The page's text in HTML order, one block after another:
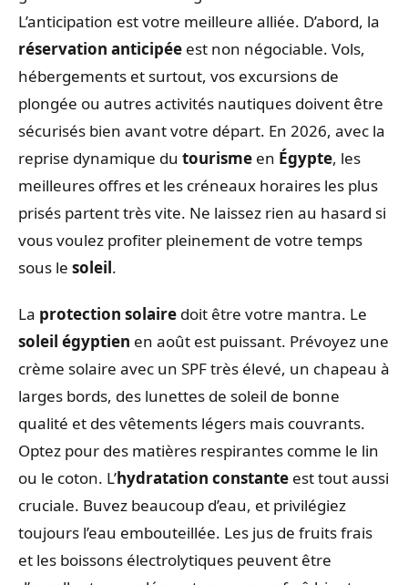
L’anticipation est votre meilleure alliée. D’abord, la
réservation anticipée est non négociable. Vols,
hébergements et surtout, vos excursions de
plongée ou autres activités nautiques doivent être
sécurisés bien avant votre départ. En 2026, avec la
reprise dynamique du tourisme en Égypte, les
meilleures offres et les créneaux horaires les plus
prisés partent très vite. Ne laissez rien au hasard si
vous voulez profiter pleinement de votre temps
sous le soleil.
La protection solaire doit être votre mantra. Le
soleil égyptien en août est puissant. Prévoyez une
crème solaire avec un SPF très élevé, un chapeau à
larges bords, des lunettes de soleil de bonne
qualité et des vêtements légers mais couvrants.
Optez pour des matières respirantes comme le lin
ou le coton. L’hydratation constante est tout aussi
cruciale. Buvez beaucoup d’eau, et privilégiez
toujours l’eau embouteillée. Les jus de fruits frais
et les boissons électrolytiques peuvent être